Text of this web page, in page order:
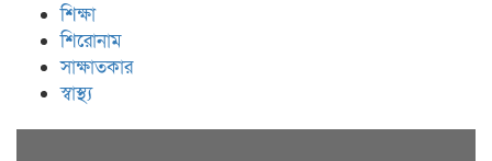
শিক্ষা
শিরোনাম
সাক্ষাতকার
স্বাস্থ্য